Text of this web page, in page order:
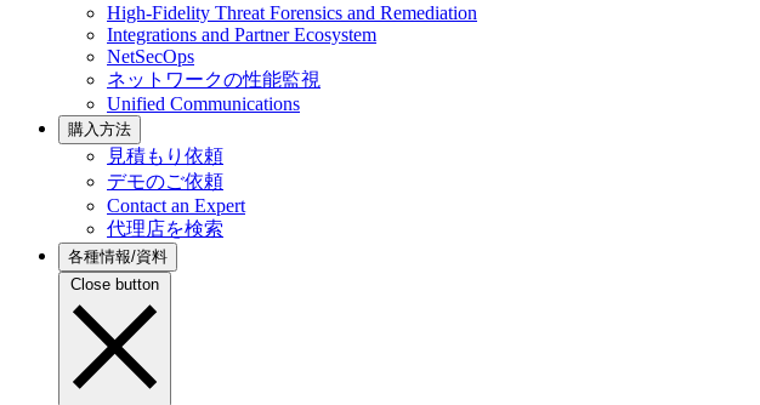
High-Fidelity Threat Forensics and Remediation
Integrations and Partner Ecosystem
NetSecOps
ネットワークの性能監視
Unified Communications
購入方法
見積もり依頼
デモのご依頼
Contact an Expert
代理店を検索
各種情報/資料
Close button